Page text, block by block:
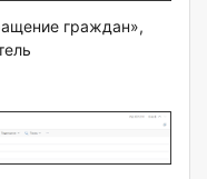
граждан»,